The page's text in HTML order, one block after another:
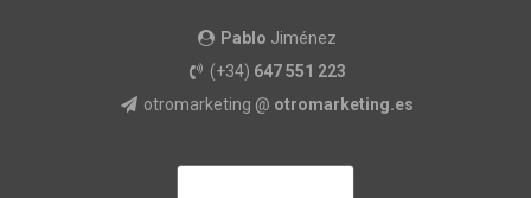
Pablo Jiménez
(+34) 647 551 223
otromarketing @ otromarketing.es